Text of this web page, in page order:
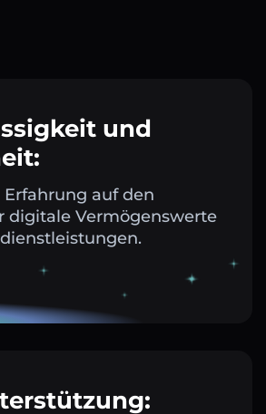
und
auf den
digitale Vermögenswerte